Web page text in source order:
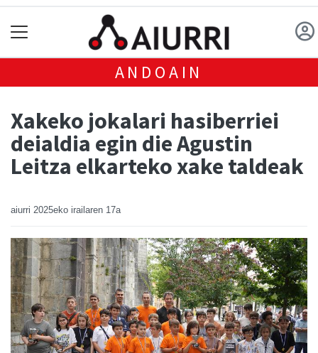
ANDOAIN
Xakeko jokalari hasiberriei
deialdia egin die Agustin
Leitza elkarteko xake taldeak
aiurri 2025eko irailaren 17a